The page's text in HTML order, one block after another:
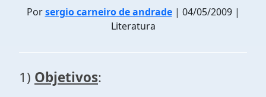
Porsergio carneiro de andrade| 04/05/2009 |
Literatura
1) Objetivos: